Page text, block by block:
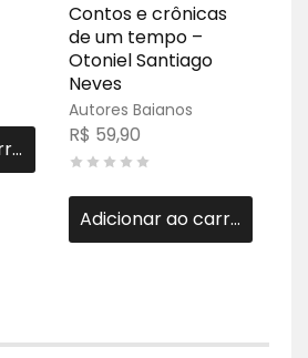
Adicionar ao carrinho
Autores Baianos
Contos e crônicas
de um tempo –
Otoniel Santiago
Neves
R$ 59,90
Adicionar ao carrinho